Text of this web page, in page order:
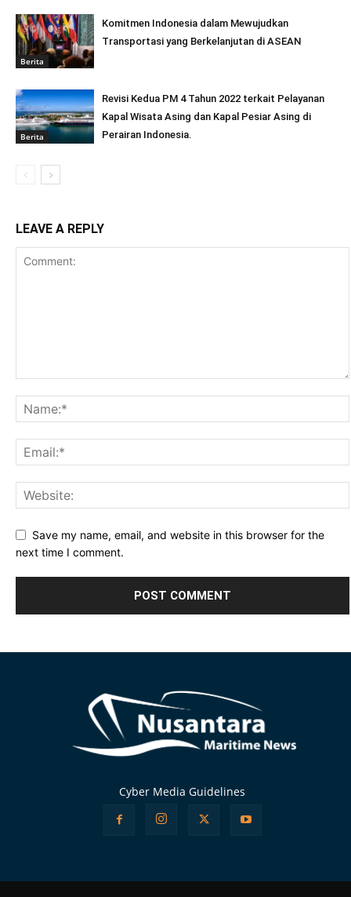
Berita
Komitmen Indonesia dalam Mewujudkan
Transportasi yang Berkelanjutan di ASEAN
Berita
Revisi Kedua PM 4 Tahun 2022 terkait Pelayanan
Kapal Wisata Asing dan Kapal Pesiar Asing di
Perairan Indonesia.
LEAVE A REPLY
Save my name, email, and website in this browser for the
next time I comment.
Cyber Media Guidelines